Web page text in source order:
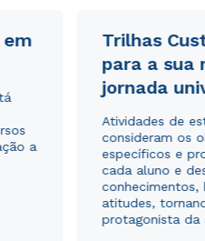
em
a
Trilhas
para a sua
jornada
Atividades de
consideram os
específicos e
cada aluno e
conhecimentos,
atitudes,
protagonista da